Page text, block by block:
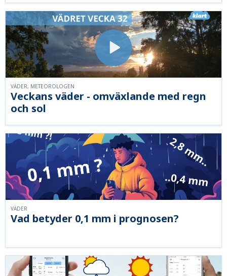
Veckans väder - omväxlande med regn
och sol
VÄDER, METEOROLOGEN
Vad betyder 0,1 mm i prognosen?
VÄDER